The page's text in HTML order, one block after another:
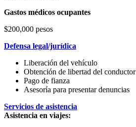
Gastos médicos ocupantes
$200,000 pesos
Defensa legal/jurídica
Liberación del vehículo
Obtención de libertad del conductor
Pago de fianza
Asesoría para presentar denuncias
Servicios de asistencia
Asistencia en viajes: